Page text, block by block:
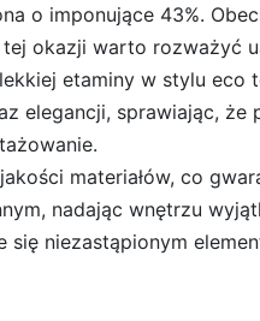
o imponujące 43%.
okazji warto rozważyć
etaminy w stylu
elegancji, sprawiając,
materiałów, co
nadając wnętrzu
się niezastąpionym